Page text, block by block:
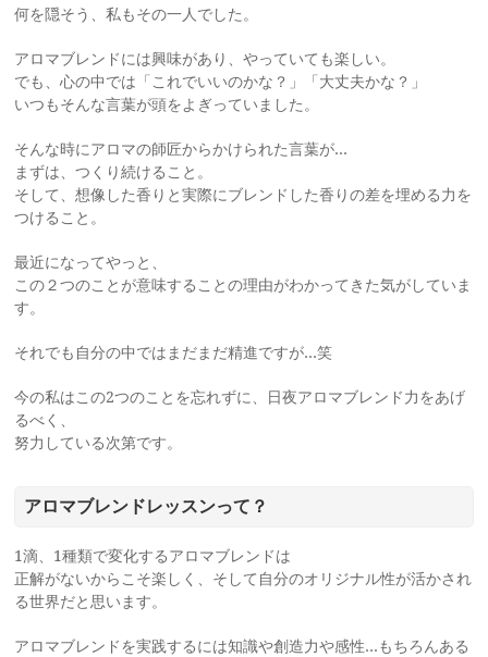
何を隠そう、私もその一人でした。
アロマブレンドには興味があり、やっていても楽しい。
でも、心の中では「これでいいのかな？」「大丈夫かな？」
いつもそんな言葉が頭をよぎっていました。
そんな時にアロマの師匠からかけられた言葉が…
まずは、つくり続けること。
そして、想像した香りと実際にブレンドした香りの差を埋める力を
つけること。
最近になってやっと、
この２つのことが意味することの理由がわかってきた気がしていま
す。
それでも自分の中ではまだまだ精進ですが…笑
今の私はこの2つのことを忘れずに、日夜アロマブレンド力をあげ
るべく、
努力している次第です。
アロマブレンドレッスンって？
1滴、1種類で変化するアロマブレンドは
正解がないからこそ楽しく、そして自分のオリジナル性が活かされ
る世界だと思います。
アロマブレンドを実践するには知識や創造力や感性…もちろんある